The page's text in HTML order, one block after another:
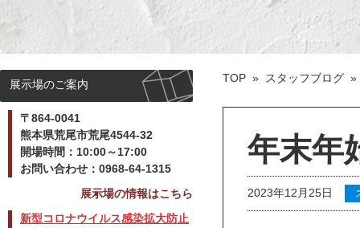
TOP » スタッフブログ
年末年
2023年12月25日
展示場のご案内
〒864-0041
熊本県荒尾市荒尾4544-32
開場時間：10:00～17:00
お問い合わせ：0968-64-1315
展示場の情報はこちら
新型コロナウイルス感染拡大防止